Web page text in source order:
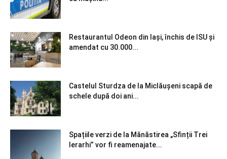
Restaurantul Odeon din Iași, închis de ISU și
amendat cu 30.000...
Castelul Sturdza de la Miclăușeni scapă de
schele după doi ani...
Spațiile verzi de la Mănăstirea „Sfinții Trei
Ierarhi” vor fi reamenajate...